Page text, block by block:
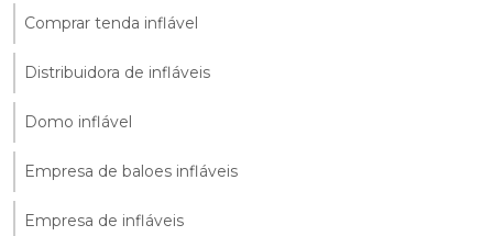
Comprar tenda inflável
Distribuidora de infláveis
Domo inflável
Empresa de baloes infláveis
Empresa de infláveis